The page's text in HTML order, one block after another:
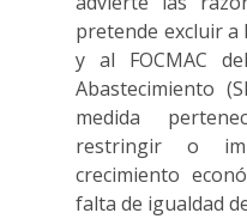
pretende excluir a
y al FOCMAC
Abastecimiento
medida
restringir o
crecimiento
falta de igualdad